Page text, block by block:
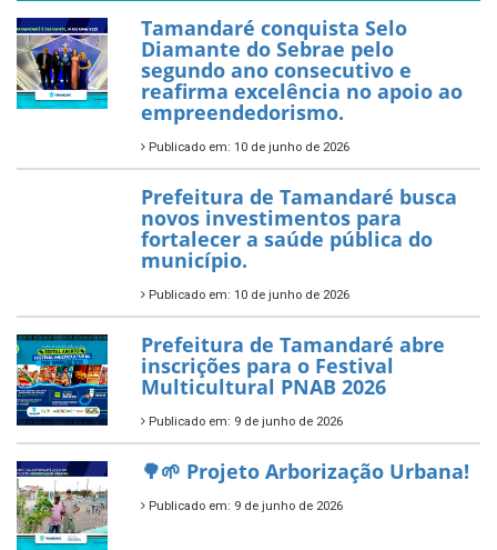
PartiuENEM — Prefeitura
garante transporte gratuito
para os estudantes
7 de novembro de 2025
Política Nacional Aldir Blanc
— Tamandaré tem Plano de
Aplicação de Recursos (PAR)
habilitado
7 de novembro de 2025
ÚLTIMAS NOTÍCIAS
Tamandaré conquista Selo
Diamante do Sebrae pelo
segundo ano consecutivo e
reafirma excelência no apoio ao
empreendedorismo.
Publicado em: 10 de junho de 2026